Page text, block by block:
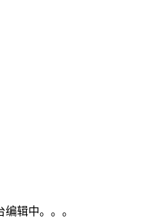
辑中。。。